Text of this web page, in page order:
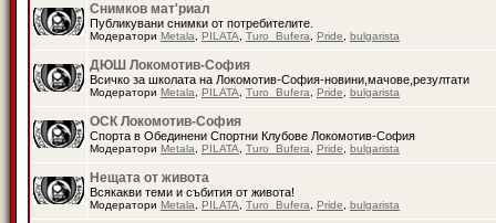
Снимков мат'риал
Публикувани снимки от потребителите.
Модератори Metala PILATA Turo_Bufera Pride bulgarista
ДЮШ Локомотив-София
Всичко за школата на Локомотив-София-новини,мачове,резултати
Модератори Metala PILATA Turo_Bufera Pride bulgarista
ОСК Локомотив-София
Спорта в Обединени Спортни Клубове Локомотив-София
Модератори Metala PILATA Turo_Bufera Pride bulgarista
Нещата от живота
Всякакви теми и събития от живота!
Модератори Metala PILATA Turo_Bufera Pride bulgarista